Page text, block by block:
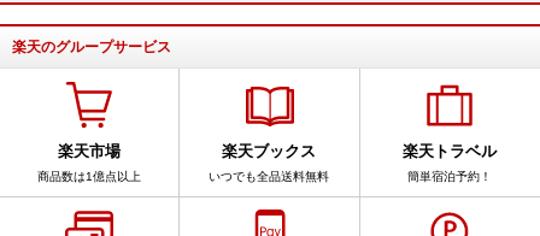
楽天のグループサービス
楽天市場
商品数は1億点以上
楽天ブックス
いつでも全品送料無料
楽天トラベル
簡単宿泊予約！